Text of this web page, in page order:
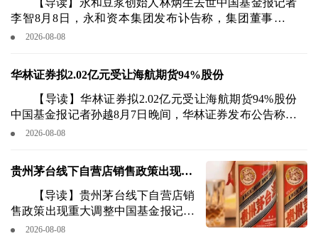
【导读】永和豆浆创始人林炳生去世中国基金报记者
李智8月8日，永和资本集团发布讣告称，集团董事局主
席、永和豆浆创始人林炳生先生，因病医治无效，不幸于
2026-08-08
华林证券拟2.02亿元受让海航期货94%股份
【导读】华林证券拟2.02亿元受让海航期货94%股份
中国基金报记者孙越8月7日晚间，华林证券发布公告称，
拟以自有资金约2.02亿元，通过协议方式受让海航资本集
航期货股份有限公司94%股权，对应股份4.70亿股。
2026-08-08
贵州茅台线下自营店销售政策出现重
大调整【导读】贵州茅台线下自营店销
售政策出现重大调整中国基金报记者
郑俊婷8月8日，市场传出贵州茅台线
2026-08-08